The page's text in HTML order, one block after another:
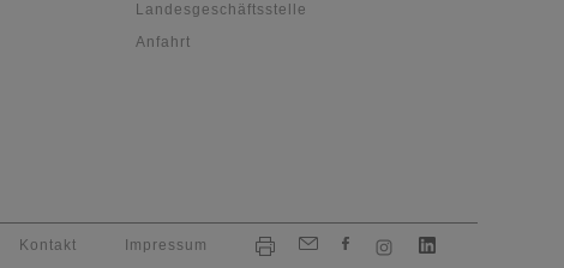
Landesgeschäftsstelle
Anfahrt
Kontakt Impressum